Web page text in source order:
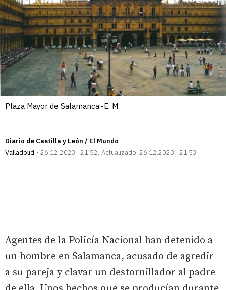
Plaza Mayor de Salamanca.-E. M.
Diario de Castilla y León / El Mundo
Valladolid
26.12.2023 | 21:52 Actualizado: 26.12.2023 | 21:53
Agentes de la Policía Nacional han detenido a
un hombre en Salamanca, acusado de agredir
a su pareja y clavar un destornillador al padre